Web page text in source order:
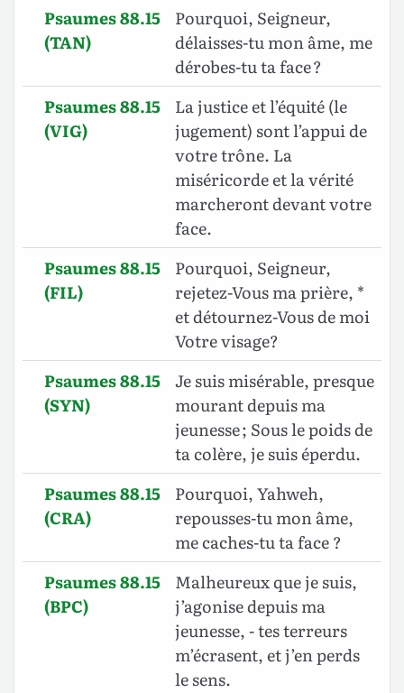
Psaumes 88.15
(TAN)
Pourquoi, Seigneur,
délaisses-tu mon âme, me
dérobes-tu ta face ?
Psaumes 88.15
(VIG)
La justice et l’équité (le
jugement) sont l’appui de
votre trône. La
miséricorde et la vérité
marcheront devant votre
face.
Psaumes 88.15
(FIL)
Pourquoi, Seigneur,
rejetez-Vous ma prière, *
et détournez-Vous de moi
Votre visage?
Psaumes 88.15
(SYN)
Je suis misérable, presque
mourant depuis ma
jeunesse ; Sous le poids de
ta colère, je suis éperdu.
Psaumes 88.15
(CRA)
Pourquoi, Yahweh,
repousses-tu mon âme,
me caches-tu ta face ?
Psaumes 88.15
(BPC)
Malheureux que je suis,
j’agonise depuis ma
jeunesse, - tes terreurs
m’écrasent, et j’en perds
le sens.